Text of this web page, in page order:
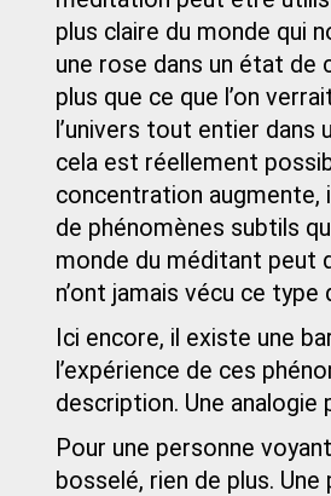
plus claire du monde qui
une rose dans un état de
plus que ce que l’on
l’univers tout entier dans
cela est réellement
concentration augmente,
de phénomènes subtils
monde du méditant peut
n’ont jamais vécu ce type
Ici encore, il existe une
l’expérience de ces
description. Une
Pour une personne
bosselé, rien de plus. Une